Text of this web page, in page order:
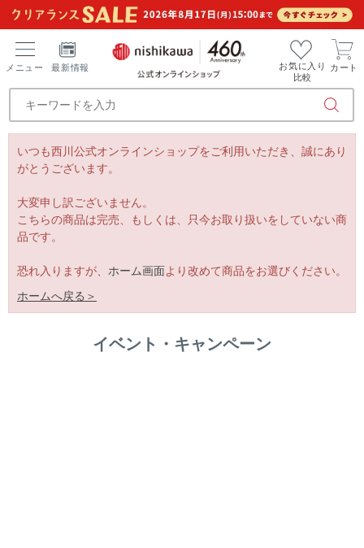
メニュー 最新情報
お気に入り
比較
カート
いつも西川公式オンラインショップをご利用いただき、誠にあり
がとうございます。
大変申し訳ございません。
こちらの商品は完売、もしくは、只今お取り扱いをしていない商
品です。
恐れ入りますが、 ホーム画面より改めて商品をお選びください。
ホームへ戻る＞
イベント・キャンペーン